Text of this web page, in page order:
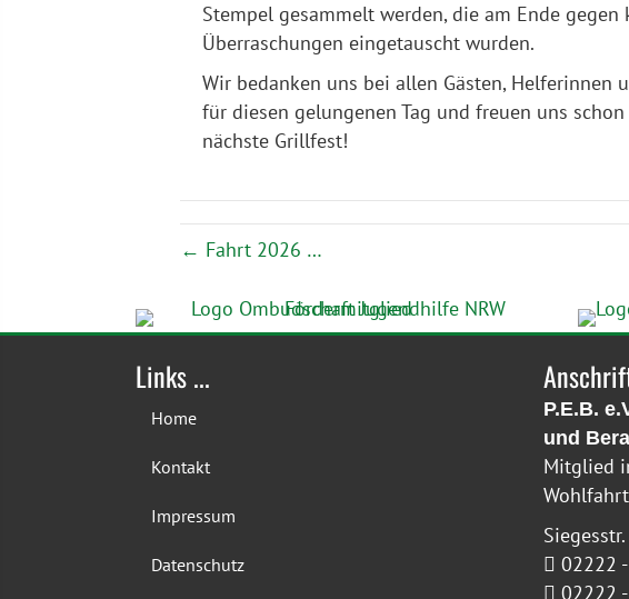
Stempel gesammelt werden, die am Ende gegen
Überraschungen eingetauscht wurden.
Wir bedanken uns bei allen Gästen, Helferinnen
für diesen gelungenen Tag und freuen uns
nächste Grillfest!
← Fahrt 2026 …
Links ...
Home
Kontakt
Impressum
Datenschutz
P.E.B.
und
Mitglied
02222
02222